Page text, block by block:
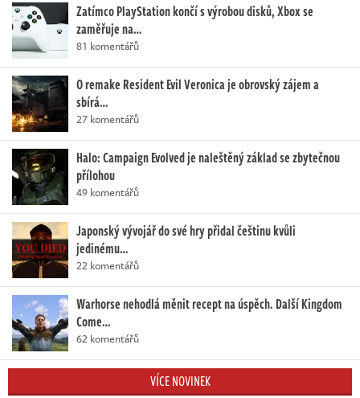
Zatímco PlayStation končí s výrobou disků, Xbox se
zaměřuje na…
81 komentářů
O remake Resident Evil Veronica je obrovský zájem a
sbírá…
27 komentářů
Halo: Campaign Evolved je naleštěný základ se zbytečnou
přílohou
49 komentářů
Japonský vývojář do své hry přidal češtinu kvůli
jedinému…
22 komentářů
Warhorse nehodlá měnit recept na úspěch. Další Kingdom
Come…
62 komentářů
VÍCE NOVINEK